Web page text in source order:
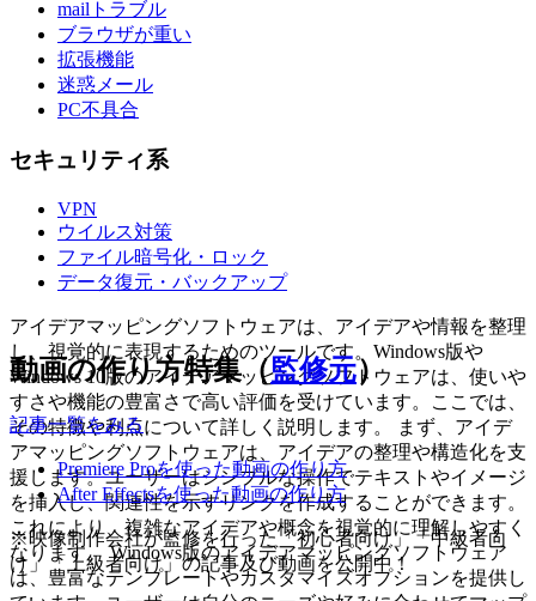
mailトラブル
ブラウザが重い
拡張機能
迷惑メール
PC不具合
セキュリティ系
VPN
ウイルス対策
ファイル暗号化・ロック
データ復元・バックアップ
アイデアマッピングソフトウェアは、アイデアや情報を整理
し、視覚的に表現するためのツールです。Windows版や
Windows 10版のアイデアマッピングソフトウェアは、使いや
すさや機能の豊富さで高い評価を受けています。ここでは、
その特徴や利点について詳しく説明します。 まず、アイデ
アマッピングソフトウェアは、アイデアの整理や構造化を支
援します。ユーザーはシンプルな操作でテキストやイメージ
を挿入し、関連性を示すリンクを作成することができます。
これにより、複雑なアイデアや概念を視覚的に理解しやすく
なります。 Windows版のアイデアマッピングソフトウェア
は、豊富なテンプレートやカスタマイズオプションを提供し
動画の作り方特集（監修元）
記事一覧をみる
Premiere Proを使った動画の作り方
After Effectsを使った動画の作り方
※映像制作会社が監修を行った「初心者向け」「中級者向
け」「上級者向け」の記事及び動画を公開中！